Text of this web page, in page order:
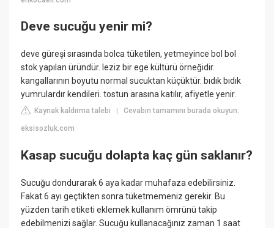
Deve sucuğu yenir mi?
deve güreşi sırasında bolca tüketilen, yetmeyince bol bol
stok yapılan üründür. leziz bir ege kültürü örneğidir.
kangallarının boyutu normal sucuktan küçüktür. bıdık bıdık
yumrulardır kendileri. tostun arasına katılır, afiyetle yenir.
Kaynak kaldırma talebi |Cevabın tamamını burada okuyun:
eksisozluk.com
Kasap sucuğu dolapta kaç gün saklanır?
Sucuğu dondurarak 6 aya kadar muhafaza edebilirsiniz.
Fakat 6 ayı geçtikten sonra tüketmemeniz gerekir. Bu
yüzden tarih etiketi eklemek kullanım ömrünü takip
edebilmenizi sağlar. Sucuğu kullanacağınız zaman 1 saat